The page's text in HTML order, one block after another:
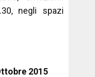
negli spazi
2015